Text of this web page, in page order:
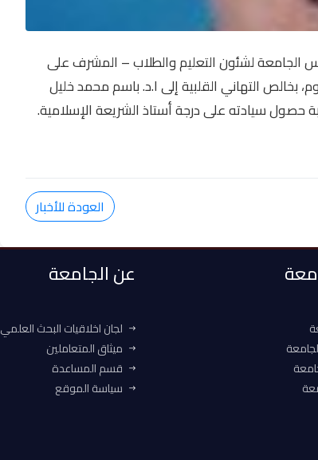
الجامعة لشئون التعليم والطلاب – المشرف على
بخالص التهاني القلبية إلى ا.د. باسم محمد خليل
حصول سيادته على درجة أستاذ الشريعة الإسلامية.
العودة للأخبار
عن الجامعة
لجان اخلاقيات البحث العلمي
ميثاق المتعاملين
قسم المساعدة
سياسة الموقع